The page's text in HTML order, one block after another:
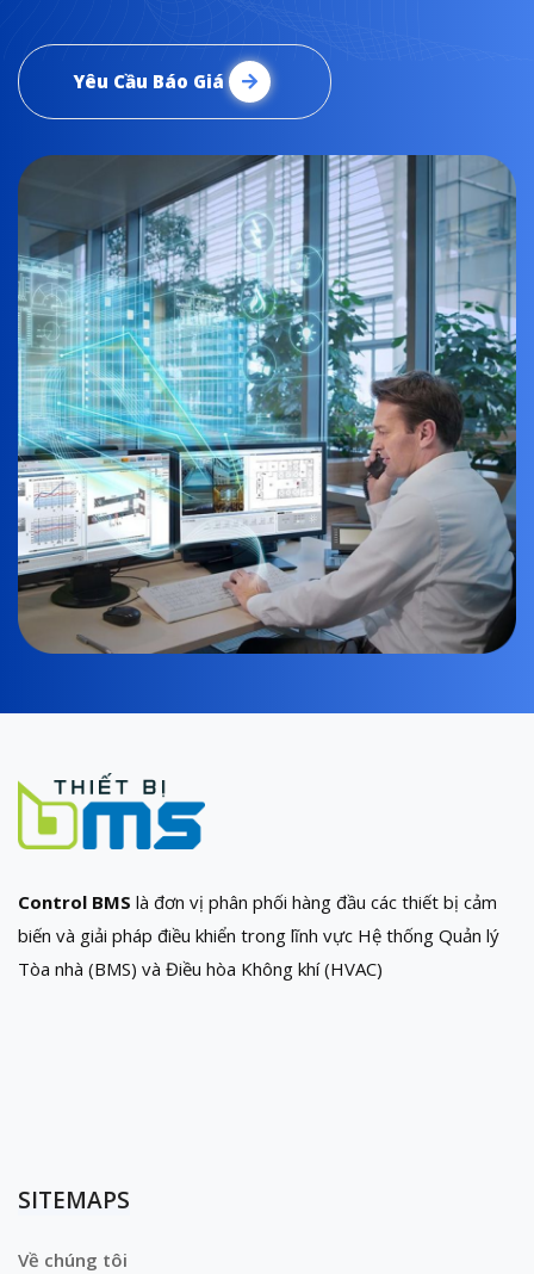
Yêu Cầu Báo Giá
Control BMS là đơn vị phân phối hàng đầu các thiết bị cảm
biến và giải pháp điều khiển trong lĩnh vực Hệ thống Quản lý
Tòa nhà (BMS) và Điều hòa Không khí (HVAC)
SITEMAPS
Về chúng tôi